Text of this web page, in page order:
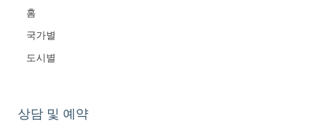
홈
국가별
도시별
상담 및 예약